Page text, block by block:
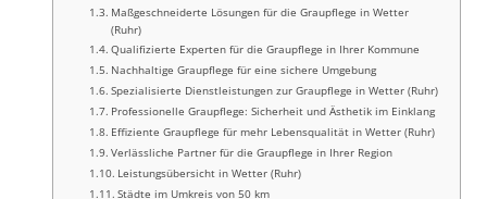
Maßgeschneiderte Lösungen für die Graupflege in Wetter
(Ruhr)
Qualifizierte Experten für die Graupflege in Ihrer Kommune
Nachhaltige Graupflege für eine sichere Umgebung
Spezialisierte Dienstleistungen zur Graupflege in Wetter (Ruhr)
Professionelle Graupflege: Sicherheit und Ästhetik im Einklang
Effiziente Graupflege für mehr Lebensqualität in Wetter (Ruhr)
Verlässliche Partner für die Graupflege in Ihrer Region
Leistungsübersicht in Wetter (Ruhr)
Städte im Umkreis von 50 km